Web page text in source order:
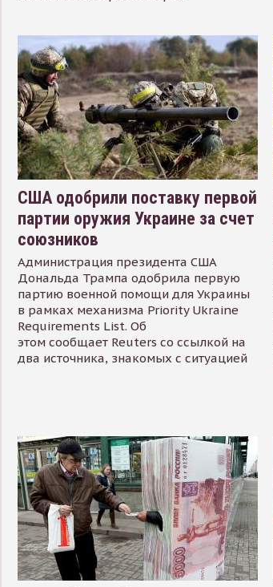
США одобрили поставку первой
партии оружия Украине за счет
союзников
Администрация президента США
Дональда Трампа одобрила первую
партию военной помощи для Украины
в рамках механизма Priority Ukraine
Requirements List. Об
этом сообщает Reuters со ссылкой на
два источника, знакомых с ситуацией